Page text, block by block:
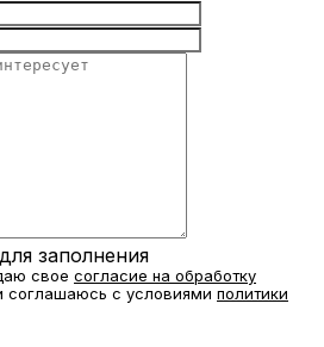
заполнения
свое согласие на обработку
соглашаюсь с условиями политики